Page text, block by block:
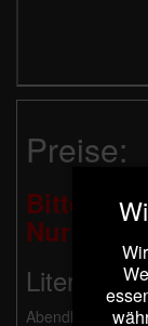
Preise:
Bitte
Nur
Abendkasse: 21